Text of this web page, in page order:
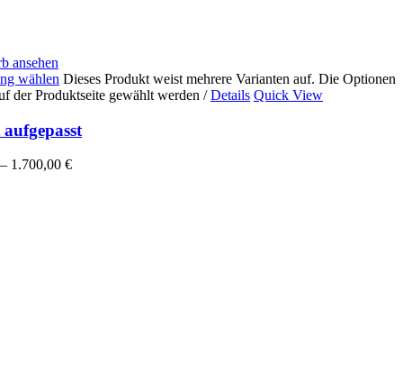
ansehen
wählen Dieses Produkt weist mehrere Varianten auf. Die Optionen
der Produktseite gewählt werden / Details Quick View
1.700,00 €